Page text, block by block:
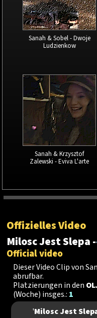
Sanah & Sobel - Dwoje
Ludzienkow
Sanah & Krzysztof
Zalewski - Eviva L'arte
Offizielles Video
Milosc Jest Slepa -
Official video
Dieser Video Clip von
abrufbar.
Platzierungen in den
(Woche) insges.: 1
'Milosc Jest